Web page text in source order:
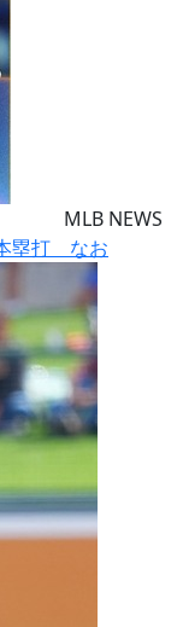
MLB NEWS
塁打 なお